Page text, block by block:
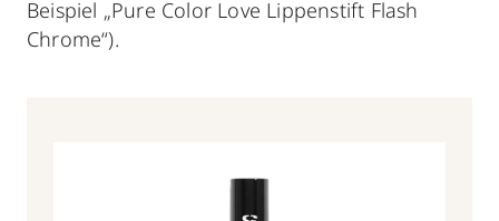
Beispiel „Pure Color Love Lippenstift Flash
Chrome“).